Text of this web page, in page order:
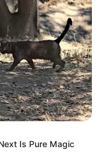
Is Pure Magic